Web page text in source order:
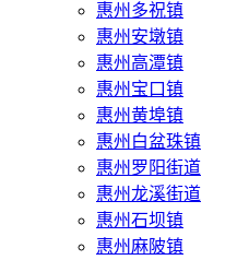
惠州多祝镇
惠州安墩镇
惠州高潭镇
惠州宝口镇
惠州黄埠镇
惠州白盆珠镇
惠州罗阳街道
惠州龙溪街道
惠州石坝镇
惠州麻陂镇